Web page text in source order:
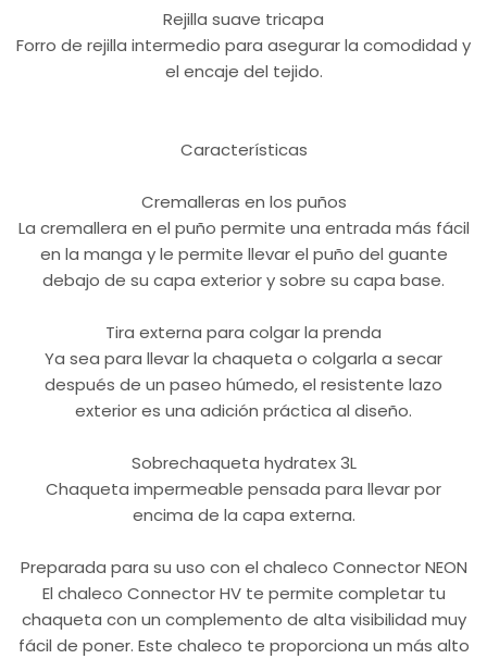
Rejilla suave tricapa
Forro de rejilla intermedio para asegurar la comodidad y
el encaje del tejido.
Características
Cremalleras en los puños
La cremallera en el puño permite una entrada más fácil
en la manga y le permite llevar el puño del guante
debajo de su capa exterior y sobre su capa base.
Tira externa para colgar la prenda
Ya sea para llevar la chaqueta o colgarla a secar
después de un paseo húmedo, el resistente lazo
exterior es una adición práctica al diseño.
Sobrechaqueta hydratex 3L
Chaqueta impermeable pensada para llevar por
encima de la capa externa.
Preparada para su uso con el chaleco Connector NEON
El chaleco Connector HV te permite completar tu
chaqueta con un complemento de alta visibilidad muy
fácil de poner. Este chaleco te proporciona un más alto